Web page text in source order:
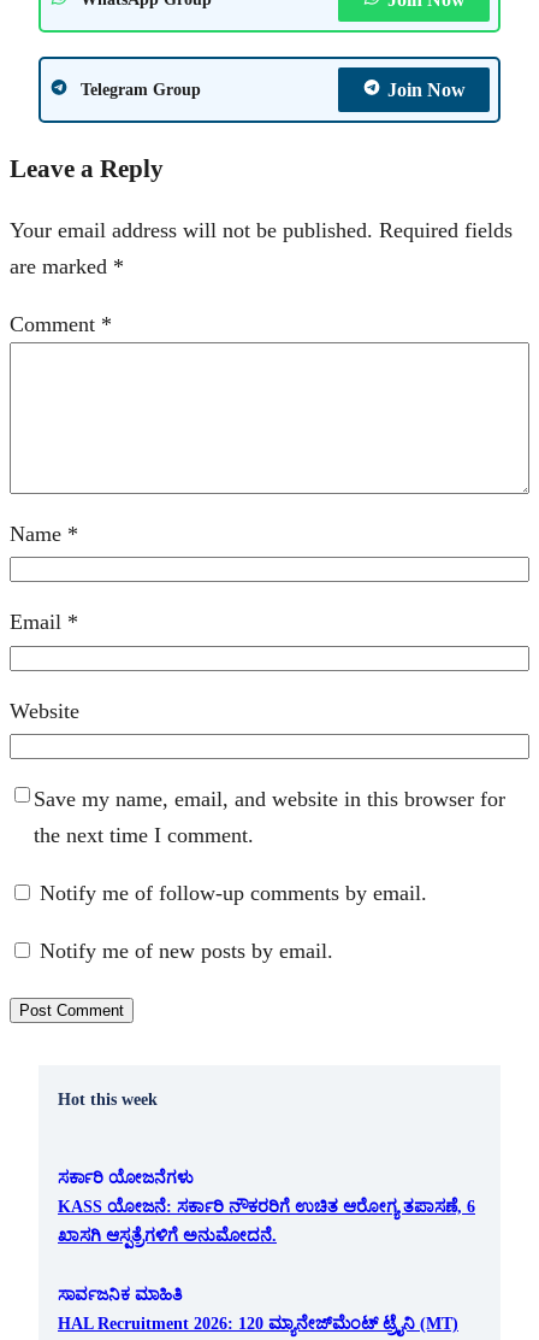
Telegram Group Join Now
Leave a Reply
Your email address will not be published. Required fields
are marked *
Comment *
Name *
Email *
Website
Save my name, email, and website in this browser for
the next time I comment.
Notify me of follow-up comments by email.
Notify me of new posts by email.
Hot this week
ಸರ್ಕಾರಿ ಯೋಜನೆಗಳು
KASS ಯೋಜನೆ: ಸರ್ಕಾರಿ ನೌಕರರಿಗೆ ಉಚಿತ ಆರೋಗ್ಯ ತಪಾಸಣೆ, 6
ಖಾಸಗಿ ಆಸ್ಪತ್ರೆಗಳಿಗೆ ಅನುಮೋದನೆ.
ಸಾರ್ವಜನಿಕ ಮಾಹಿತಿ
HAL Recruitment 2026: 120 ಮ್ಯಾನೇಜ್‌ಮೆಂಟ್ ಟ್ರೈನಿ (MT)